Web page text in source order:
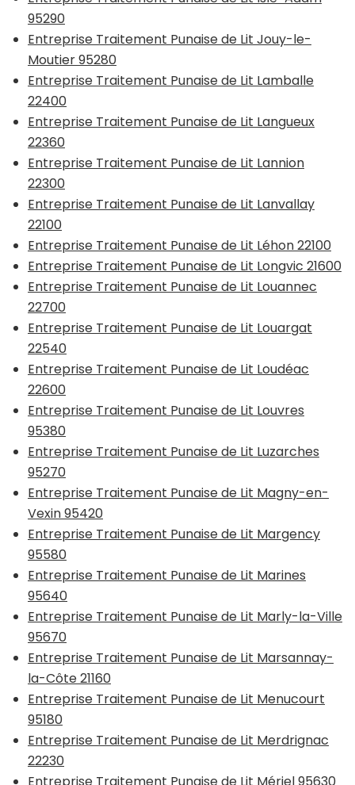
95290
Entreprise Traitement Punaise de Lit Jouy-le-
Moutier 95280
Entreprise Traitement Punaise de Lit Lamballe
22400
Entreprise Traitement Punaise de Lit Langueux
22360
Entreprise Traitement Punaise de Lit Lannion
22300
Entreprise Traitement Punaise de Lit Lanvallay
22100
Entreprise Traitement Punaise de Lit Léhon 22100
Entreprise Traitement Punaise de Lit Longvic 21600
Entreprise Traitement Punaise de Lit Louannec
22700
Entreprise Traitement Punaise de Lit Louargat
22540
Entreprise Traitement Punaise de Lit Loudéac
22600
Entreprise Traitement Punaise de Lit Louvres
95380
Entreprise Traitement Punaise de Lit Luzarches
95270
Entreprise Traitement Punaise de Lit Magny-en-
Vexin 95420
Entreprise Traitement Punaise de Lit Margency
95580
Entreprise Traitement Punaise de Lit Marines
95640
Entreprise Traitement Punaise de Lit Marly-la-Ville
95670
Entreprise Traitement Punaise de Lit Marsannay-
la-Côte 21160
Entreprise Traitement Punaise de Lit Menucourt
95180
Entreprise Traitement Punaise de Lit Merdrignac
22230
Entreprise Traitement Punaise de Lit Mériel 95630